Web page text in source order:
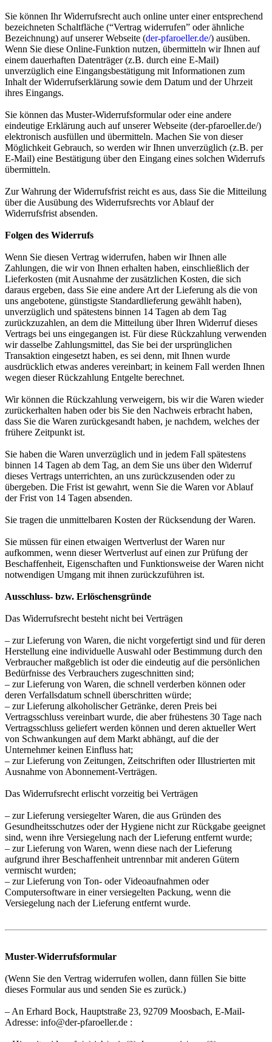
Sie können Ihr Widerrufsrecht auch online unter einer entsprechend
bezeichneten Schaltfläche (“Vertrag widerrufen” oder ähnliche
Bezeichnung) auf unserer Webseite (der-pfaroeller.de/) ausüben.
Wenn Sie diese Online-Funktion nutzen, übermitteln wir Ihnen auf
einem dauerhaften Datenträger (z.B. durch eine E-Mail)
unverzüglich eine Eingangsbestätigung mit Informationen zum
Inhalt der Widerrufserklärung sowie dem Datum und der Uhrzeit
ihres Eingangs.
Sie können das Muster-Widerrufsformular oder eine andere
eindeutige Erklärung auch auf unserer Webseite (der-pfaroeller.de/)
elektronisch ausfüllen und übermitteln. Machen Sie von dieser
Möglichkeit Gebrauch, so werden wir Ihnen unverzüglich (z.B. per
E-Mail) eine Bestätigung über den Eingang eines solchen Widerrufs
übermitteln.
Zur Wahrung der Widerrufsfrist reicht es aus, dass Sie die Mitteilung
über die Ausübung des Widerrufsrechts vor Ablauf der
Widerrufsfrist absenden.
Folgen des Widerrufs
Wenn Sie diesen Vertrag widerrufen, haben wir Ihnen alle
Zahlungen, die wir von Ihnen erhalten haben, einschließlich der
Lieferkosten (mit Ausnahme der zusätzlichen Kosten, die sich
daraus ergeben, dass Sie eine andere Art der Lieferung als die von
uns angebotene, günstigste Standardlieferung gewählt haben),
unverzüglich und spätestens binnen 14 Tagen ab dem Tag
zurückzuzahlen, an dem die Mitteilung über Ihren Widerruf dieses
Vertrags bei uns eingegangen ist. Für diese Rückzahlung verwenden
wir dasselbe Zahlungsmittel, das Sie bei der ursprünglichen
Transaktion eingesetzt haben, es sei denn, mit Ihnen wurde
ausdrücklich etwas anderes vereinbart; in keinem Fall werden Ihnen
wegen dieser Rückzahlung Entgelte berechnet.
Wir können die Rückzahlung verweigern, bis wir die Waren wieder
zurückerhalten haben oder bis Sie den Nachweis erbracht haben,
dass Sie die Waren zurückgesandt haben, je nachdem, welches der
frühere Zeitpunkt ist.
Sie haben die Waren unverzüglich und in jedem Fall spätestens
binnen 14 Tagen ab dem Tag, an dem Sie uns über den Widerruf
dieses Vertrags unterrichten, an uns zurückzusenden oder zu
übergeben. Die Frist ist gewahrt, wenn Sie die Waren vor Ablauf
der Frist von 14 Tagen absenden.
Sie tragen die unmittelbaren Kosten der Rücksendung der Waren.
Sie müssen für einen etwaigen Wertverlust der Waren nur
aufkommen, wenn dieser Wertverlust auf einen zur Prüfung der
Beschaffenheit, Eigenschaften und Funktionsweise der Waren nicht
notwendigen Umgang mit ihnen zurückzuführen ist.
Ausschluss- bzw. Erlöschensgründe
Das Widerrufsrecht besteht nicht bei Verträgen
– zur Lieferung von Waren, die nicht vorgefertigt sind und für deren
Herstellung eine individuelle Auswahl oder Bestimmung durch den
Verbraucher maßgeblich ist oder die eindeutig auf die persönlichen
Bedürfnisse des Verbrauchers zugeschnitten sind;
– zur Lieferung von Waren, die schnell verderben können oder
deren Verfallsdatum schnell überschritten würde;
– zur Lieferung alkoholischer Getränke, deren Preis bei
Vertragsschluss vereinbart wurde, die aber frühestens 30 Tage nach
Vertragsschluss geliefert werden können und deren aktueller Wert
von Schwankungen auf dem Markt abhängt, auf die der
Unternehmer keinen Einfluss hat;
– zur Lieferung von Zeitungen, Zeitschriften oder Illustrierten mit
Ausnahme von Abonnement-Verträgen.
Das Widerrufsrecht erlischt vorzeitig bei Verträgen
– zur Lieferung versiegelter Waren, die aus Gründen des
Gesundheitsschutzes oder der Hygiene nicht zur Rückgabe geeignet
sind, wenn ihre Versiegelung nach der Lieferung entfernt wurde;
– zur Lieferung von Waren, wenn diese nach der Lieferung
aufgrund ihrer Beschaffenheit untrennbar mit anderen Gütern
vermischt wurden;
– zur Lieferung von Ton- oder Videoaufnahmen oder
Computersoftware in einer versiegelten Packung, wenn die
Versiegelung nach der Lieferung entfernt wurde.
Muster-Widerrufsformular
(Wenn Sie den Vertrag widerrufen wollen, dann füllen Sie bitte
dieses Formular aus und senden Sie es zurück.)
– An Erhard Bock, Hauptstraße 23, 92709 Moosbach, E-Mail-
Adresse: info@der-pfaroeller.de :